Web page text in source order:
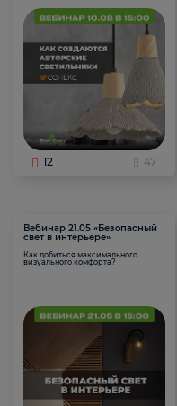
12 47
Вебинар 21.05 «Безопасный
свет в интерьере»
Как добиться максимального
визуального комфорта?